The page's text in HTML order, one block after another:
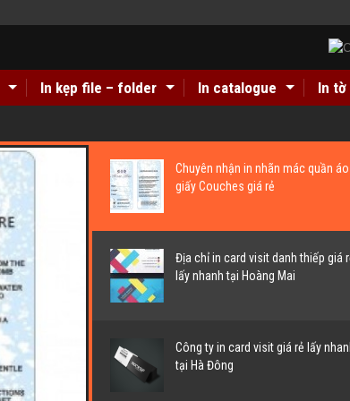
In kẹp file – folder In catalogue
In tờ
Địa chỉ in tem decal giấy giá rẻ lấy nhanh Hà Nội, Nghệ An
Chuyên nhận in nhãn mác quần áo
giấy Couches giá rẻ
Địa chỉ in card visit danh thiếp giá
lấy nhanh tại Hoàng Mai
Công ty in card visit giá rẻ lấy
tại Hà Đông